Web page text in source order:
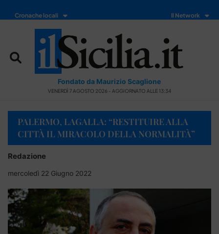
Cronache locali Il Network
Fondato da Maurizio Scaglione
VENERDÌ 7 AGOSTO 2026 - AGGIORNATO ALLE 13:34
PALERMO, LAGALLA: “RESTITUIRE ALLA
CITTÀ IL MIRACOLO DELLA NORMALITÀ”
Redazione
mercoledì 22 Giugno 2022